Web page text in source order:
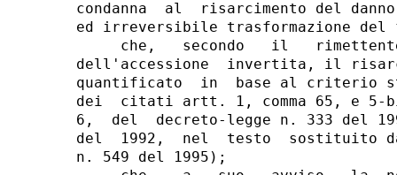
condanna  al  risarcimento del
ed irreversibile trasformazione del
che,   secondo   il
dell'accessione  invertita, il
quantificato  in  base al criterio
dei  citati artt. 1, comma 65, e 5-
6,  del  decreto-legge n. 333 del
del  1992,  nel  testo  sostituito
n. 549 del 1995);